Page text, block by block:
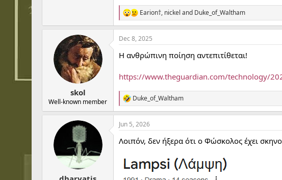
R
e
a
c
i
n
s
:
Earion†, nickel and Duke_of_Waltham
skol
Well-known member
Dec 8, 2025
Η ανθρώπινη ποίηση αντεπιτίθεται!
https://www.theguardian.com/technology/
R
e
a
c
i
n
s
Duke_of_Waltham
Jun 5, 2026
Λοιπόν, δεν ήξερα ότι ο Φώσκολος έχει